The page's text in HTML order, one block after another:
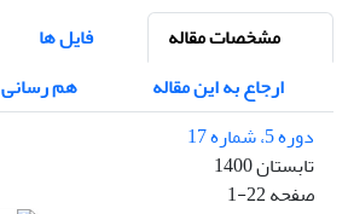
مشخصات مقاله فایل ها
ارجاع به این مقاله
هم رسانی
دوره 5، شماره 17
تابستان 1400
صفحه1-22